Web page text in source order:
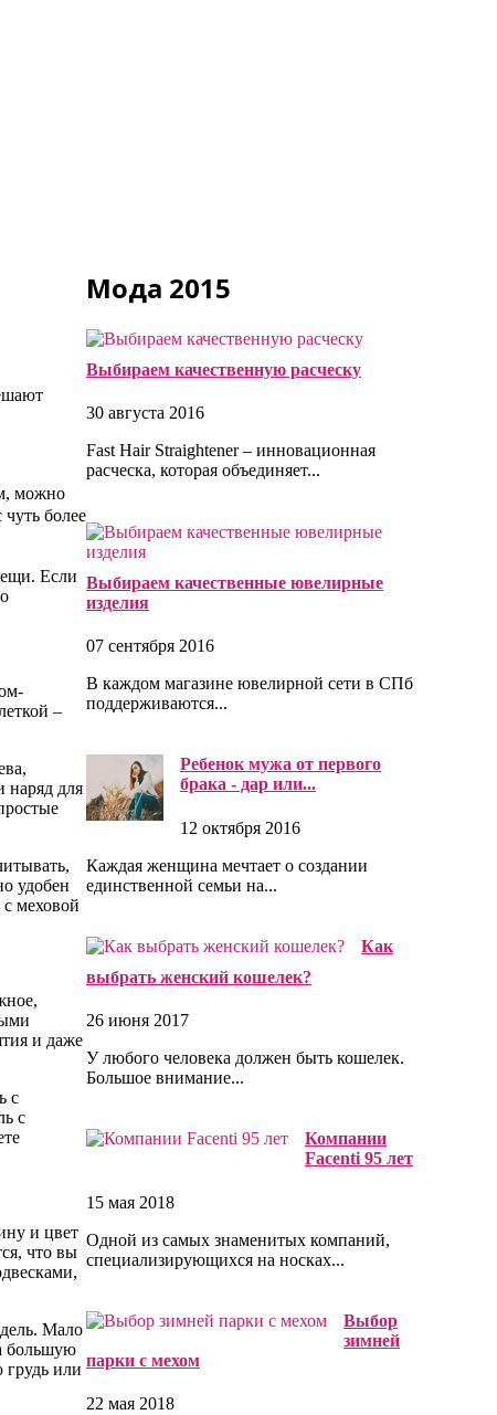
можно
более
Если
–
наряд для
удобен
меховой
и даже
с
с
и цвет
что вы
Мало
большую
грудь или
Мода 2015
Выбираем качественную расческу
30 августа 2016
Fast Hair Straightener – инновационная
расческа, которая объединяет...
Выбираем качественные ювелирные
изделия
07 сентября 2016
В каждом магазине ювелирной сети в СПб
поддерживаются...
Ребенок мужа от первого
брака - дар или...
12 октября 2016
Каждая женщина мечтает о создании
единственной семьи на...
Как
выбрать женский кошелек?
26 июня 2017
У любого человека должен быть кошелек.
Большое внимание...
Компании
Facenti 95 лет
15 мая 2018
Одной из самых знаменитых компаний,
специализирующихся на носках...
Выбор
зимней
парки с мехом
22 мая 2018